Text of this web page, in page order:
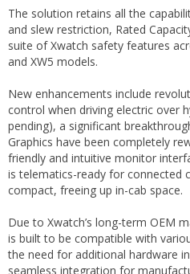
The solution retains all the
and slew restriction, Rated
suite of Xwatch safety features
and XW5 models.
New enhancements include
control when driving electric over
pending), a significant
Graphics have been completely
friendly and intuitive monitor
is telematics-ready for connected
compact, freeing up in-cab space.
Due to Xwatch’s long-term OEM
is built to be compatible with
the need for additional hardware
seamless integration for